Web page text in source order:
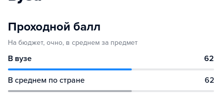
Проходной балл
На бюджет, очно, в среднем за предмет
В вузе 62
В среднем по стране 62